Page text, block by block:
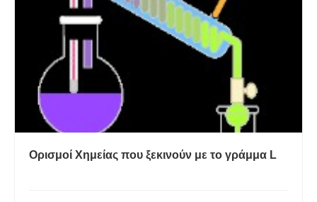
αγωγιμότητα, ανακλαστικότητα του φωτός,
ελατότητα και ολκιμότητα. Τ
Ορισμοί Χημείας που ξεκινούν με το γράμμα L